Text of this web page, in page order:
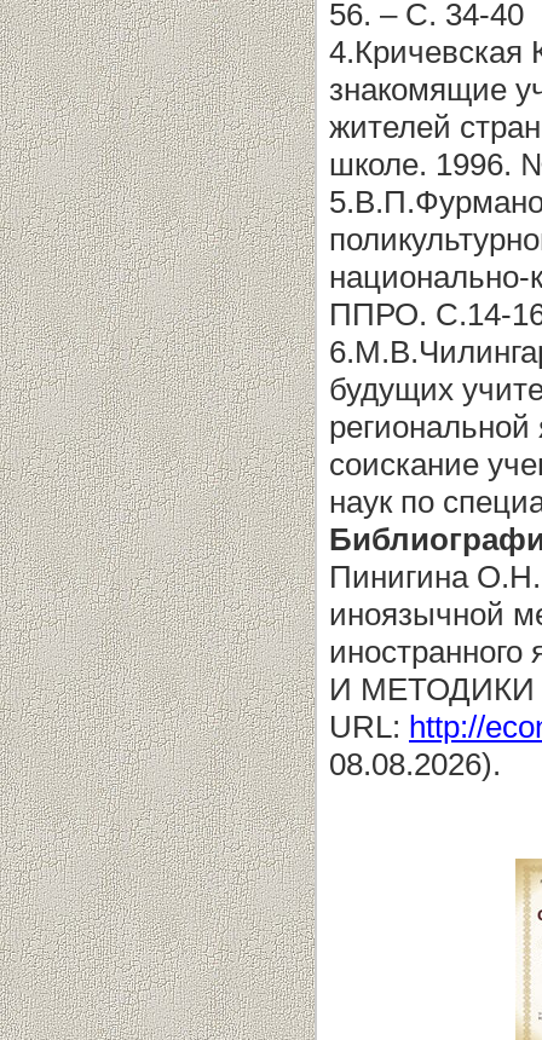
56. – С. 34-40
4.Кричевская
знакомящие
жителей
школе. 1996.
ППРО. С.14-
будущих
соискание
наук по
Пинигина
иноязычной
И
URL: http://
08.08.2026).